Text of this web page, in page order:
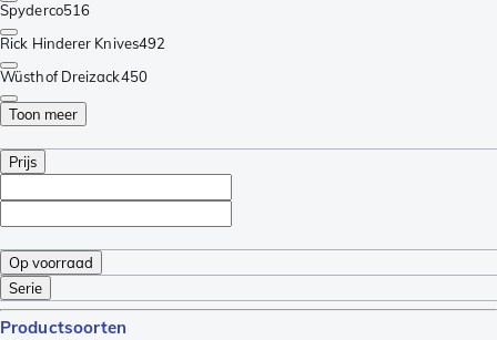
Spyderco516
Rick Hinderer Knives492
Wüsthof Dreizack450
Toon meer
Prijs
Op voorraad
Serie
Productsoorten